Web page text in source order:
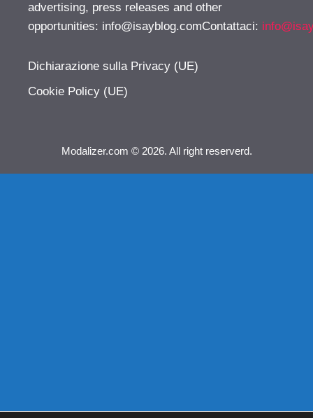
advertising, press releases and other
opportunities: info@isayblog.comContattaci:
Dichiarazione sulla Privacy (UE)
Cookie Policy (UE)
Modalizer.com © 2026. All right reserverd.